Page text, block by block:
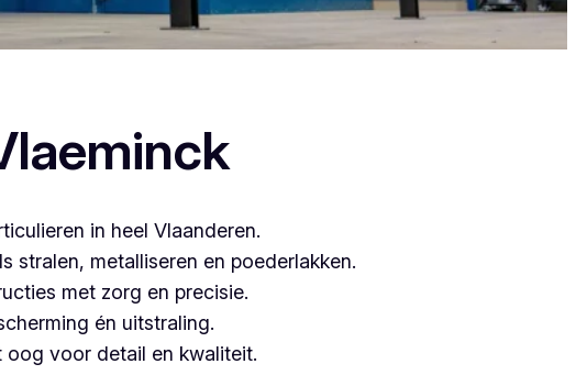
in heel Vlaanderen.
stralen, metalliseren en poederlakken.
met zorg en precisie.
én uitstraling.
oog voor detail en kwaliteit.